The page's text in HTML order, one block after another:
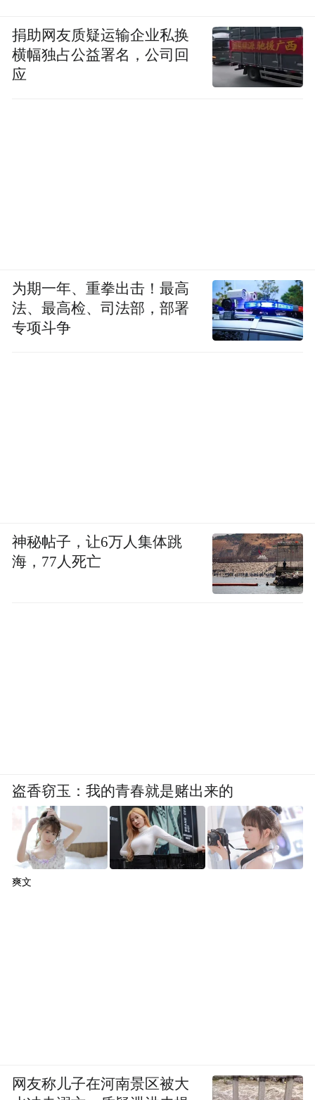
捐助网友质疑运输企业私换
横幅独占公益署名，公司回
应
为期一年、重拳出击！最高
法、最高检、司法部，部署
专项斗争
神秘帖子，让6万人集体跳
海，77人死亡
盗香窃玉：我的青春就是赌出来的
爽文
网友称儿子在河南景区被大